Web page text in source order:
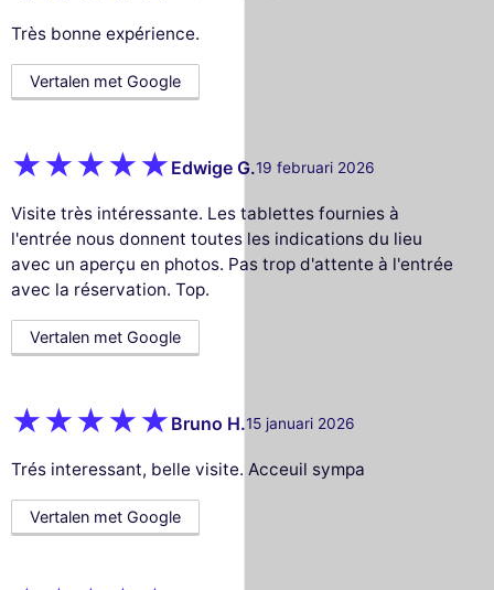
Très bonne expérience.
Vertalen met Google
Edwige G.19 februari 2026
Visite très intéressante. Les tablettes fournies à
l'entrée nous donnent toutes les indications du lieu
avec un aperçu en photos. Pas trop d'attente à l'entrée
avec la réservation. Top.
Vertalen met Google
Bruno H.15 januari 2026
Trés interessant, belle visite. Acceuil sympa
Vertalen met Google